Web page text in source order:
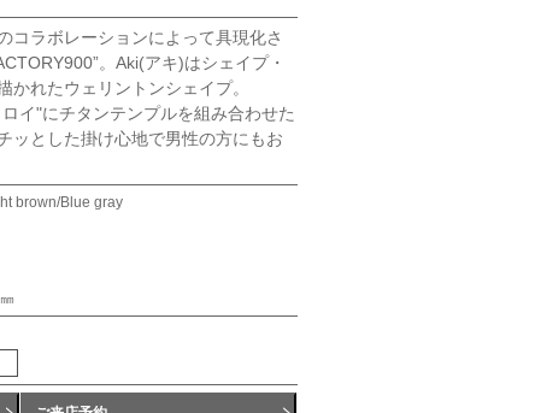
コラボレーションによって具現化さ
。Aki(アキ)はシェイプ・
れたウェリントンシェイプ。
イ"にチタンテンプルを組み合わせた
ッとした掛け心地で男性の方にもお
brown/Blue gray